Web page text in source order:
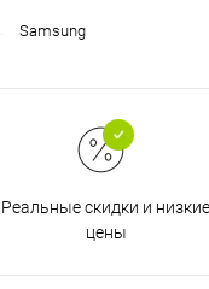
Samsung
Реальные скидки и низкие
цены